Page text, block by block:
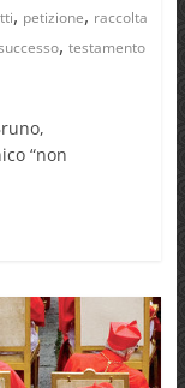
, petizione, raccolta
, testamento
“non